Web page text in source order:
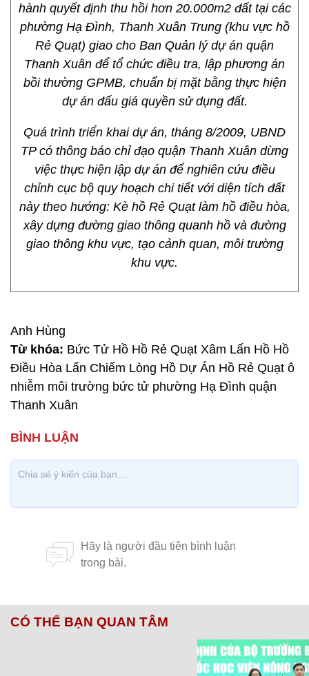
hành quyết định thu hồi hơn 20.000m2 đất tại các
phường Hạ Đình, Thanh Xuân Trung (khu vực hồ
Rẻ Quạt) giao cho Ban Quản lý dự án quận
Thanh Xuân để tổ chức điều tra, lập phương án
bồi thường GPMB, chuẩn bị mặt bằng thực hiện
dự án đấu giá quyền sử dụng đất.
Quá trình triển khai dự án, tháng 8/2009, UBND
TP có thông báo chỉ đạo quận Thanh Xuân dừng
việc thực hiện lập dự án để nghiên cứu điều
chỉnh cục bộ quy hoạch chi tiết với diện tích đất
này theo hướng: Kè hồ Rẻ Quạt làm hồ điều hòa,
xây dựng đường giao thông quanh hồ và đường
giao thông khu vực, tạo cảnh quan, môi trường
khu vực.
Anh Hùng
Từ khóa: Bức Tử Hồ Hồ Rẻ Quạt Xâm Lấn Hồ Hồ
Điều Hòa Lấn Chiếm Lòng Hồ Dự Án Hồ Rẻ Quạt ô
nhiễm môi trường bức tử phường Hạ Đình quận
Thanh Xuân
CÓ THỂ BẠN QUAN TÂM